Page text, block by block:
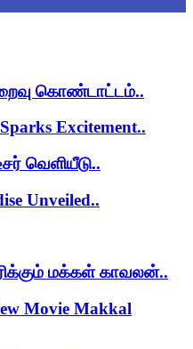
கொண்டாட்டம்..
Excitement..
வெளியீடு..
Unveiled..
மக்கள் காவலன்..
Movie Makkal